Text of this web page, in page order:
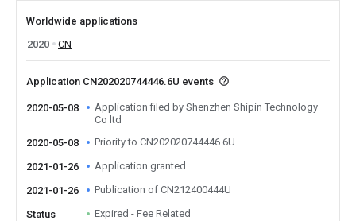
Worldwide applications
2020
CN
Application CN202020744446.6U events
2020-05-08
Application filed by Shenzhen Shipin Technology
Co ltd
2020-05-08
Priority to CN202020744446.6U
2021-01-26 Application granted
2021-01-26 Publication of CN212400444U
Status Expired - Fee Related